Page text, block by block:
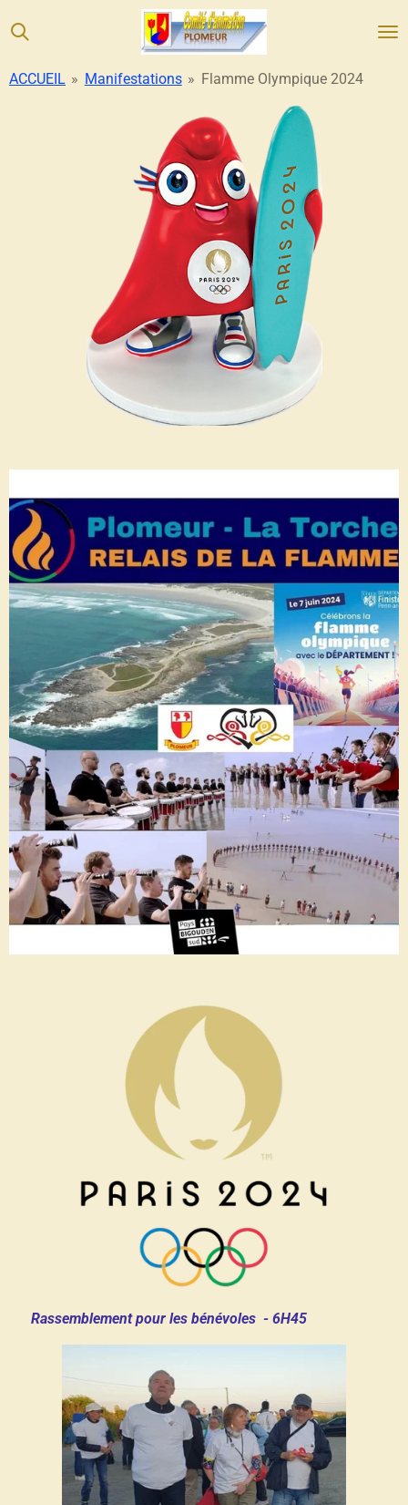
au
principal
ACCUEIL » Manifestations » Flamme Olympique 2024
Rassemblement pour les bénévoles - 6H45